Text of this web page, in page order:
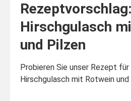
Rezeptvorschlag:
Hirschgulasch
und Pilzen
Probieren Sie unser Rezept
Hirschgulasch mit Rotwein und